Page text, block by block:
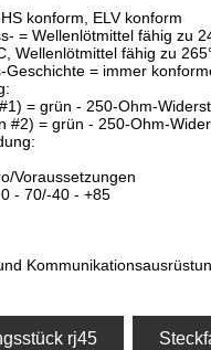
konform, ELV konform
= Wellenlötmittel fähig zu
Wellenlötmittel fähig zu
= immer
= grün - 250-Ohm-
#2) = grün - 250-Ohm-
Voraussetzungen
- 70/-40 - +85
rj45